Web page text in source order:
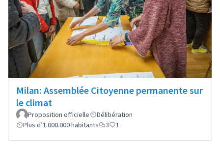
Milan: Assemblée Citoyenne permanente sur
le climat
Proposition officielle
Délibération
Plus d’1.000.000 habitants
3 1